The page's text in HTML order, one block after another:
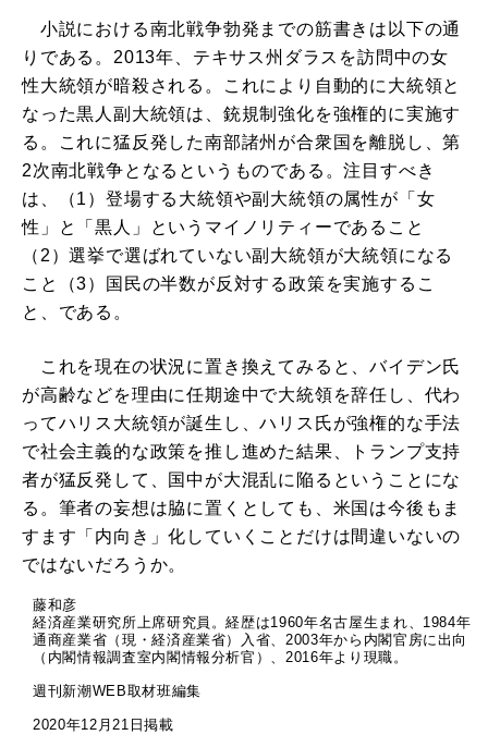
小説における南北戦争勃発までの筋書きは以下の通
りである。2013年、テキサス州ダラスを訪問中の女
性大統領が暗殺される。これにより自動的に大統領と
なった黒人副大統領は、銃規制強化を強権的に実施す
る。これに猛反発した南部諸州が合衆国を離脱し、第
2次南北戦争となるというものである。注目すべき
は、（1）登場する大統領や副大統領の属性が「女
性」と「黒人」というマイノリティーであること
（2）選挙で選ばれていない副大統領が大統領になる
こと（3）国民の半数が反対する政策を実施するこ
と、である。
これを現在の状況に置き換えてみると、バイデン氏
が高齢などを理由に任期途中で大統領を辞任し、代わ
ってハリス大統領が誕生し、ハリス氏が強権的な手法
で社会主義的な政策を推し進めた結果、トランプ支持
者が猛反発して、国中が大混乱に陥るということにな
る。筆者の妄想は脇に置くとしても、米国は今後もま
すます「内向き」化していくことだけは間違いないの
ではないだろうか。
藤和彦
経済産業研究所上席研究員。経歴は1960年名古屋生まれ、1984年
通商産業省（現・経済産業省）入省、2003年から内閣官房に出向
（内閣情報調査室内閣情報分析官）、2016年より現職。
週刊新潮WEB取材班編集
2020年12月21日掲載